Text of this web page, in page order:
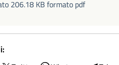
206.18 KB formato pdf